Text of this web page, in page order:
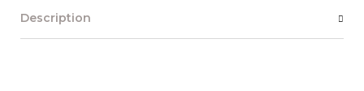
Description